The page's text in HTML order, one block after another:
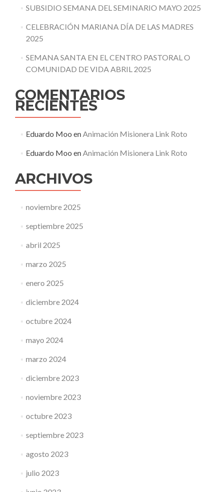
SUBSIDIO SEMANA DEL SEMINARIO MAYO 2025
CELEBRACIÓN MARIANA DÍA DE LAS MADRES
2025
SEMANA SANTA EN EL CENTRO PASTORAL O
COMUNIDAD DE VIDA ABRIL 2025
COMENTARIOS
RECIENTES
Eduardo Moo enAnimación Misionera Link Roto
Eduardo Moo enAnimación Misionera Link Roto
ARCHIVOS
noviembre 2025
septiembre 2025
abril 2025
marzo 2025
enero 2025
diciembre 2024
octubre 2024
mayo 2024
marzo 2024
diciembre 2023
noviembre 2023
octubre 2023
septiembre 2023
agosto 2023
julio 2023